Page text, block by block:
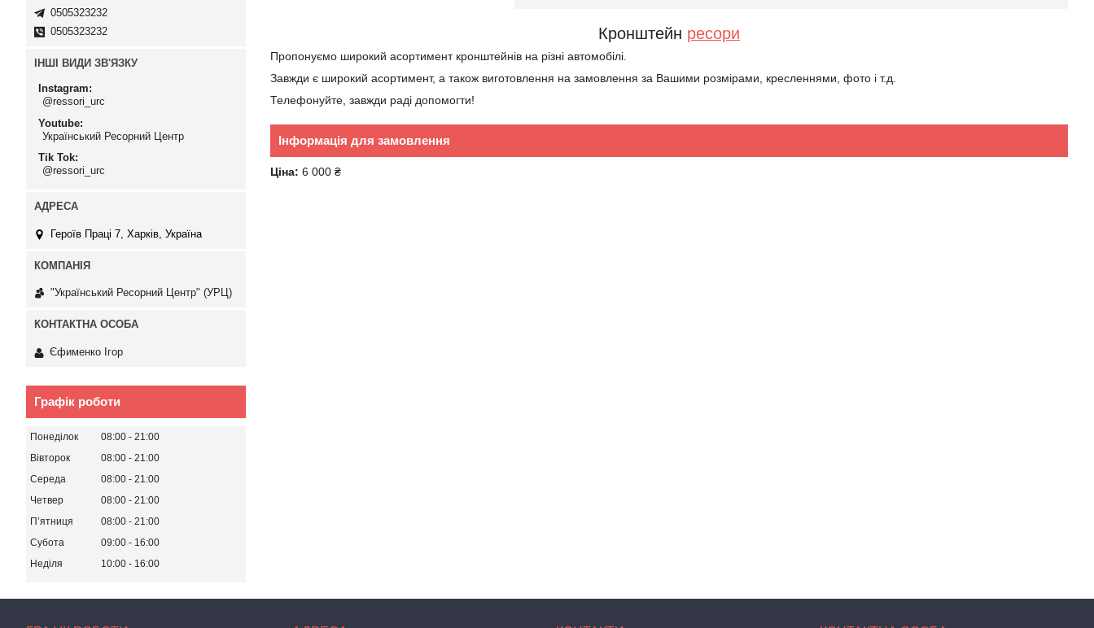
Кронштейн ресори
Пропонуємо широкий асортимент кронштейнів на різні автомобілі.
Завжди є широкий асортимент, а також виготовлення на замовлення за Вашими розмірами, кресленнями, фото і т.д.
Телефонуйте, завжди раді допомогти!
Інформація для замовлення
Ціна: 6 000 ₴
0505323232
0505323232
ІНШІ ВИДИ ЗВ'ЯЗКУ
Instagram
@ressori_urc
Youtube
Український Ресорний Центр
Tik Tok
@ressori_urc
Героїв Праці 7, Харків, Україна
"Український Ресорний Центр" (УРЦ)
Єфименко Ігор
Графік роботи
Понеділок 08:00
21:00
Вівторок
08:00
21:00
Середа
08:00
21:00
Четвер
08:00
21:00
Пʼятниця
08:00
21:00
Субота
09:00
16:00
Неділя
10:00 16:00